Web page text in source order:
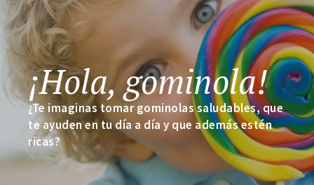
¡Hola, gominola!
¿Te imaginas tomar gominolas saludables, que
te ayuden en tu día a día y que además estén
ricas?